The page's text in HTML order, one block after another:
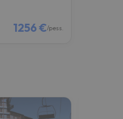
1256 €/pess.